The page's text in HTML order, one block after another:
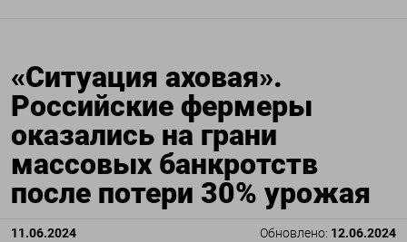
«Ситуация аховая».
Российские фермеры
оказались на грани
массовых банкротств
после потери 30% урожая
11.06.2024 Обновлено: 12.06.2024